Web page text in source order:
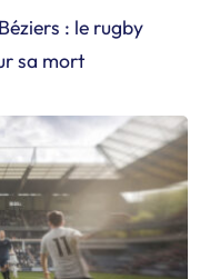
: le rugby
sa mort